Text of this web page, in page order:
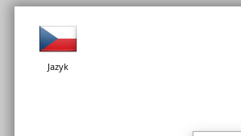
Jazyk